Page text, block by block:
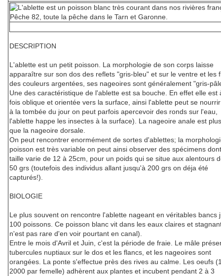
DESCRIPTION
L'ablette est un petit poisson. La morphologie de son corps laisse
apparaître sur son dos des reflets "gris-bleu" et sur le ventre et les
des couleurs argentées, ses nageoires sont généralement "gris-
Une des caractéristique de l'ablette est sa bouche. En effet elle est
fois oblique et orientée vers la surface, ainsi l'ablette peut se
à la tombée du jour on peut parfois apercevoir des ronds sur l'eau,
l'ablette happe les insectes à la surface). La nageoire anale est
que la nageoire dorsale.
On peut rencontrer enormément de sortes d'ablettes; la
poisson est très variable on peut ainsi observer des spécimens
taille varie de 12 à 25cm, pour un poids qui se situe aux alentours
50 grs (toutefois des individus allant jusqu'à 200 grs on déja été
capturés!).
BIOLOGIE
Le plus souvent on rencontre l'ablette nageant en véritables bancs
100 poissons. Ce poisson blanc vit dans les eaux claires et
n'est pas rare d'en voir pourtant en canal).
Entre le mois d'Avril et Juin, c'est la période de fraie. Le mâle
tubercules nuptiaux sur le dos et les flancs, et les nageoires sont
orangées. La ponte s'effectue près des rives au calme. Les oeufs
2000 par femelle) adhèrent aux plantes et incubent pendant 2 à 3